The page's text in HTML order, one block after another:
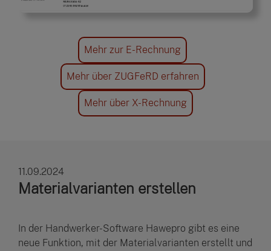
Mehr zur E-Rechnung
Mehr über ZUGFeRD erfahren
Mehr über X-Rechnung
11.09.2024
Materialvarianten erstellen
In der Handwerker-Software Hawepro gibt es eine
neue Funktion, mit der Materialvarianten erstellt und